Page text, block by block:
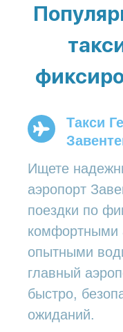
Такси
Ищете
аэропорт
поездки по
комфортными
опытными
главный
быстро,
ожиданий.